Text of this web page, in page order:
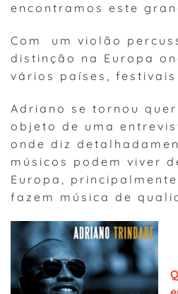
encontramos este
Com um violão
distinção na Europa
vários países,
Adriano se tornou
objeto de uma
onde diz
músicos podem viver
Europa,
fazem música de